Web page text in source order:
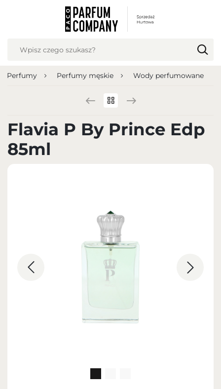
Perfumy Perfumy męskie Wody perfumowane
Flavia P By Prince Edp
85ml
USTAWIENIA REGIONALNE
Język
Polish zloty (PLN)